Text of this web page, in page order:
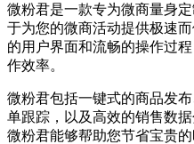
微粉君是一款专为微商量身
于为您的微商活动提供极速
的用户界面和流畅的操作过
作效率。
微粉君包括一键式的商品发
单跟踪，以及高效的销售数
微粉君能够帮助您节省宝贵